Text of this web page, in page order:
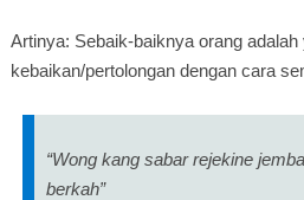
Artinya: Sebaik-baiknya orang
kebaikan/pertolongan dengan cara
“Wong kang sabar rejekine
berkah”